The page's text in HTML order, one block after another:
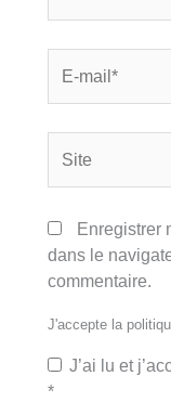
mail*
Enregistrer
dans le
commentaire.
J'accepte la
J’ai lu et
*